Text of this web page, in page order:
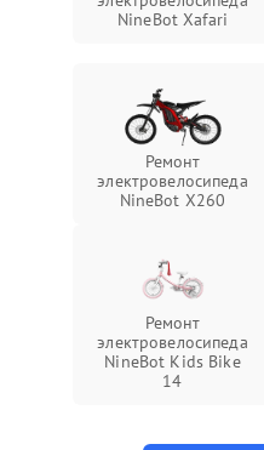
NineBot Xafari
Ремонт
электровелосипеда
NineBot X260
Ремонт
электровелосипеда
NineBot Kids Bike
14